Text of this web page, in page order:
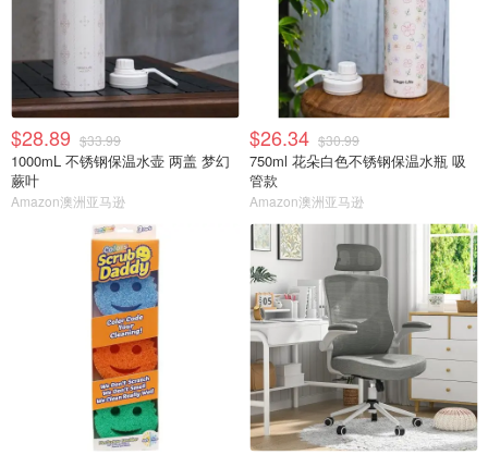
$28.89 $33.99
1000mL 不锈钢保温水壶 两盖 梦幻
蕨叶
Amazon澳洲亚马逊
$26.34 $30.99
750ml 花朵白色不锈钢保温水瓶 吸
管款
Amazon澳洲亚马逊